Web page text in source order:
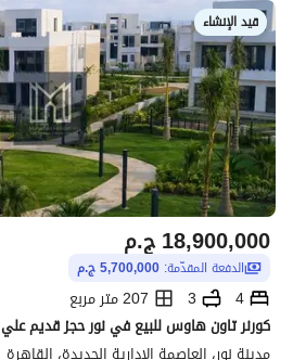
قيد الإنشاء
ج.م18,900,000
الدفعة المقدّمة: 5,700,000 ج.م
4
3
207 متر مربع
كورنر تاون هاوس للبيع في نور حجز قديم علي 15 سنة باوفر لقطة
مدينة نور، العاصمة الإدارية الجديدة، القاهرة